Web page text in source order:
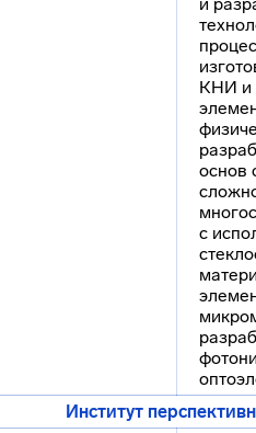
КНИ и
основ
с
Институт